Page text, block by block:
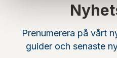
Prenumerera på vårt
guider och senaste